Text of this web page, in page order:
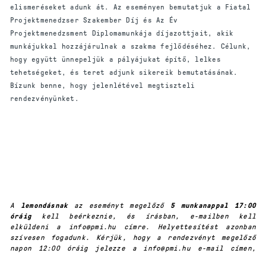
elismeréseket adunk át. Az eseményen bemutatjuk a Fiatal
Projektmenedzser Szakember Díj és Az Év
Projektmenedzsment Diplomamunkája díjazottjait, akik
munkájukkal hozzájárulnak a szakma fejlődéséhez. Célunk,
hogy együtt ünnepeljük a pályájukat építő, lelkes
tehetségeket, és teret adjunk sikereik bemutatásának.
Bízunk benne, hogy jelenlétével megtiszteli
rendezvényünket.
A lemondásnakaz eseményt megelőző 5 munkanappal 17:00
óráig kell beérkeznie, és írásban, e-mailben kell
elküldeni a info@pmi.hu címre. Helyettesítést azonban
szívesen fogadunk. Kérjük, hogy a rendezvényt megelőző
napon 12:00 óráig jelezze a info@pmi.hu e-mail címen,